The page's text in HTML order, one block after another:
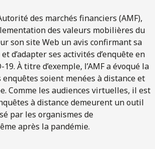
des marchés financiers (AMF),
des valeurs mobilières du
son site Web un avis confirmant sa
d’adapter ses activités d’enquête en
À titre d’exemple, l’AMF a évoqué la
soient menées à distance et
Comme les audiences virtuelles, il est
à distance demeurent un outil
par les organismes de
après la pandémie.